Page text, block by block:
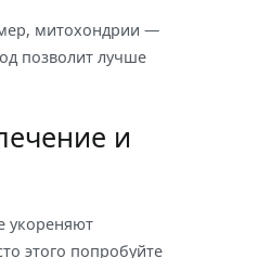
митохондрии —
позволит лучше
и
укореняют
этого попробуйте